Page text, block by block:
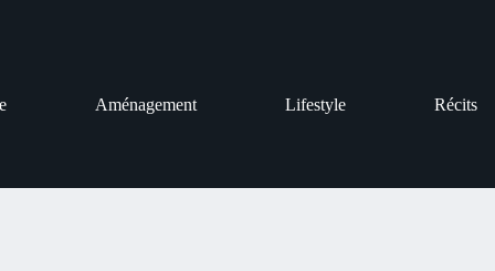
Aménagement Lifestyle Récits